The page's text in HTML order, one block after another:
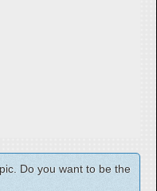
Do you want to be the